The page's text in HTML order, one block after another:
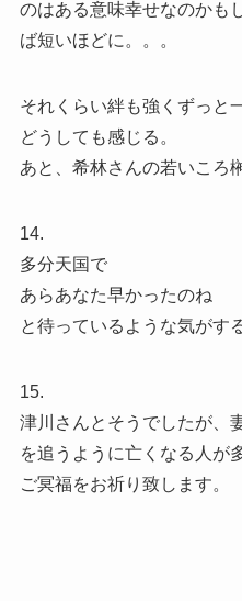
のはある意味幸せなのかも
ば短いほどに。。。
それくらい絆も強くずっと
どうしても感じる。
あと、希林さんの若いころ
14.
多分天国で
あらあなた早かったのね
と待っているような気がす
15.
津川さんとそうでしたが、
を追うように亡くなる人が
ご冥福をお祈り致します。